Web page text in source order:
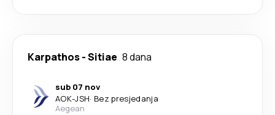
Karpathos-Sitiae 8 dana
sub 07 nov
AOK-JSH· Bez presjedanja
Aegean